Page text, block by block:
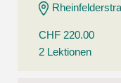
CHF 220.00
2 Lektionen